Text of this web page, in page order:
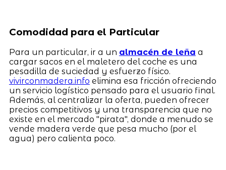
Comodidad para el Particular
Para un particular, ir a un almacén de leña a
cargar sacos en el maletero del coche es una
pesadilla de suciedad y esfuerzo físico.
vivirconmadera.info elimina esa fricción ofreciendo
un servicio logístico pensado para el usuario final.
Además, al centralizar la oferta, pueden ofrecer
precios competitivos y una transparencia que no
existe en el mercado "pirata", donde a menudo se
vende madera verde que pesa mucho (por el
agua) pero calienta poco.